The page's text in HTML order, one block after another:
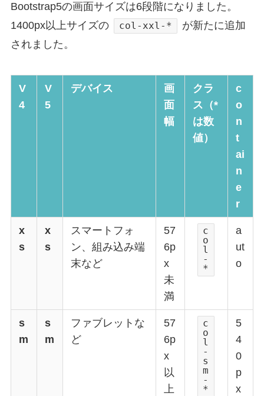
Bootstrap5の画面サイズは6段階になりました。
1400px以上サイズの
col-xxl-*
が新たに追加
されました。
V
4
V
5
デバイス
画
面
幅
クラ
ス（*
は数
値）
c
o
n
t
ai
n
e
r
x
s
x
s
スマートフォ
ン、組み込み端
末など
57
6p
x
未
満
c
o
l
-
*
a
ut
o
s
m
s
m
ファブレットな
ど
57
6p
x
以
上
c
o
l
-
s
m
-
*
5
4
0
p
x